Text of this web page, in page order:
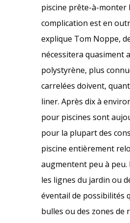
piscine prête-à-monter
complication est en
explique Tom Noppe,
nécessitera quasiment
polystyrène, plus
carrelées doivent,
liner. Après dix à
pour piscines sont
pour la plupart des
piscine entièrement
augmentent peu à peu.
les lignes du jardin ou
éventail de possibilités
bulles ou des zones de